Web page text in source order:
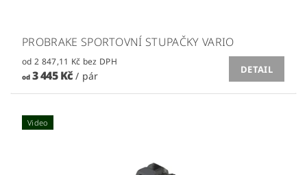
PROBRAKE SPORTOVNÍ STUPAČKY VARIO
od 2 847,11 Kč bez DPH
od3 445 Kč/ pár
DETAIL
Video